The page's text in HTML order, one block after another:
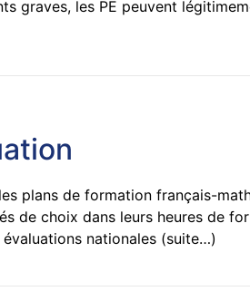
graves, les PE peuvent
plans de formation français-
de choix dans leurs heures de
évaluations nationales (suite…)